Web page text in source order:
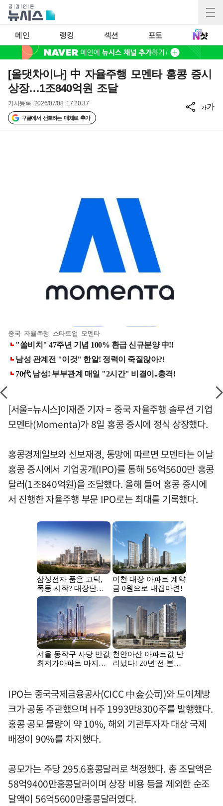
메인 랭킹 섹션 포토
[올댓차이나] 中 자율주행 모멘타 홍콩 증시
상장…1조840억원 조달
기사등록 2026/07/08 17:20:37
구글에서 선호하는 매체로 추가
가가
중국 자율주행 스타트업 모멘타
[서울=뉴시스]이재준 기자 = 중국 자율주행 솔루션 기업
모멘타(Momenta)가 8일 홍콩 증시에 정식 상장했다.
홍콩경제일보와 신보재경, 동망에 따르면 모멘타는 이날
홍콩 증시에서 기업공개(IPO)를 통해 56억5600만 홍콩
달러(1조840억원)을 조달했다. 올해 들어 홍콩 증시에
서 진행한 자율주행 부문 IPO로는 최대를 기록했다.
IPO는 중국국제금융공사(CICC 中金公司)와 도이체방
크가 공동 주관했으며 H주 1993만8300주를 발행했다.
홍콩 공모 물량이 약 10%, 해외 기관투자자 대상 국제
배정이 90%를 차지했다.
공모가는 주당 295.6홍콩달러로 책정했다. 총 조달액은
58억9400만홍콩달러이며 상장 비용 등을 제외한 순조
달액이 56억5600만홍콩달러였다.